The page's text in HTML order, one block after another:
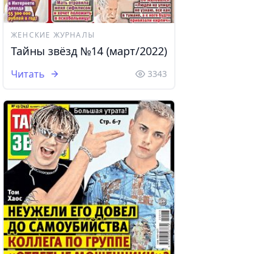
ЖЕНСКИЕ ЖУРНАЛЫ
Тайны звёзд №14 (март/2022)
Читать 3343